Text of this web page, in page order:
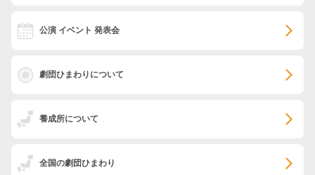
公演 イベント 発表会
劇団ひまわりについて
養成所について
全国の劇団ひまわり